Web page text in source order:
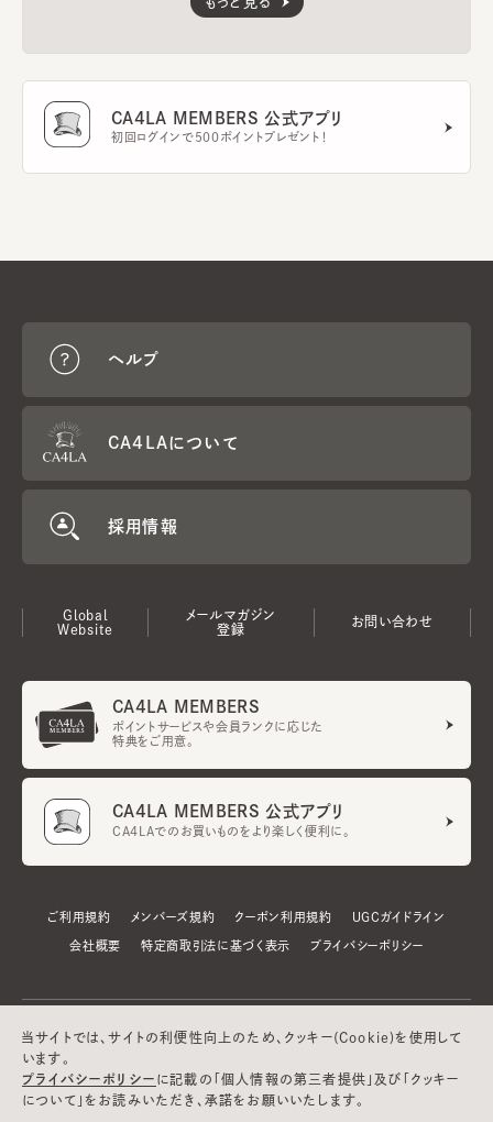
CA4LA MEMBERS 公式アプリ
初回ログインで500ポイントプレゼント！
ヘルプ
CA4LAについて
採用情報
Global
Website
メールマガジン
登録
お問い合わせ
CA4LA MEMBERS
ポイントサービスや会員ランクに応じた
特典をご用意。
CA4LA MEMBERS 公式アプリ
CA4LAでのお買いものをより楽しく便利に。
ご利用規約 メンバーズ規約 クーポン利用規約 UGCガイドライン
会社概要 特定商取引法に基づく表示 プライバシーポリシー
当サイトでは、サイトの利便性向上のため、クッキー(Cookie)を使用して
います。
プライバシーポリシー に記載の「個人情報の第三者提供」及び「クッキー
について」をお読みいただき、承諾をお願いいたします。